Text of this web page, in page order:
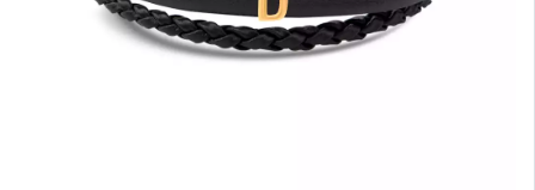
اعطای نمایندگی